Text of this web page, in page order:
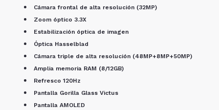
Cámara frontal de alta resolución (32MP)
Zoom óptico 3.3X
Estabilización óptica de imagen
Óptica Hasselblad
Cámara triple de alta resolución (48MP+8MP+50MP)
Amplia memoria RAM (8/12GB)
Refresco 120Hz
Pantalla Gorilla Glass Victus
Pantalla AMOLED